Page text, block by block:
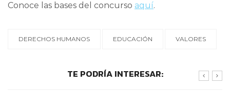
Conoce las bases del concurso aquí.
DERECHOS HUMANOS EDUCACIÓN VALORES
TE PODRÍA INTERESAR: